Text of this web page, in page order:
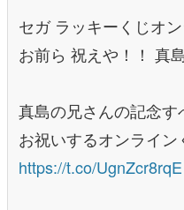
セガ ラッキーくじオ
お前ら 祝えや！！ 真
真島の兄さんの記念
お祝いするオンライン
https://t.co/UgnZcr8rqE